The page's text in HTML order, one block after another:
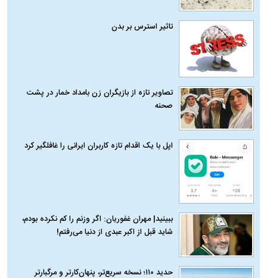
تاثیر استرس بر بدن
تصاویر تازه از بازیگران زن بامداد خمار در پشت
صحنه
اپل با یک اقدام تازه کاربران ایرانی را غافلگیر کرد
ببینید| مهران غفوریان: اگر وزنم را کم نکرده بودم،
شاید قبل از اکبر عبدی از دنیا می‌رفتم!
حدید ۱۱۰؛ نسخه سریع‌تر، پنهان‌کارتر و مرگبارتر